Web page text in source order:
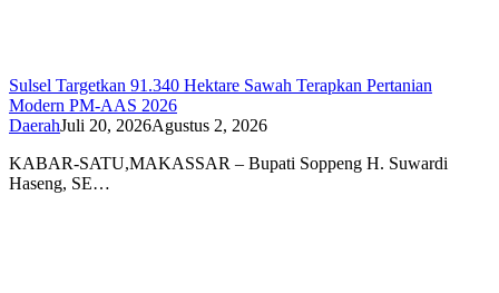
Sulsel Targetkan 91.340 Hektare Sawah Terapkan Pertanian
Modern PM-AAS 2026
DaerahJuli 20, 2026Agustus 2, 2026
KABAR-SATU,MAKASSAR – Bupati Soppeng H. Suwardi
Haseng, SE…